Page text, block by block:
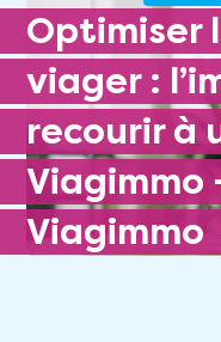
Optimiser les ventes en
viager :
recourir à
Viagimmo
Viagimmo